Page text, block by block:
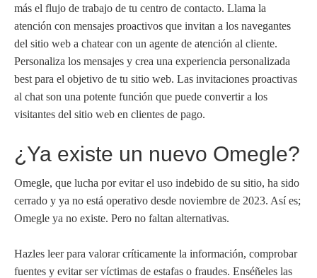
más el flujo de trabajo de tu centro de contacto. Llama la
atención con mensajes proactivos que invitan a los navegantes
del sitio web a chatear con un agente de atención al cliente.
Personaliza los mensajes y crea una experiencia personalizada
best para el objetivo de tu sitio web. Las invitaciones proactivas
al chat son una potente función que puede convertir a los
visitantes del sitio web en clientes de pago.
¿Ya existe un nuevo Omegle?
Omegle, que lucha por evitar el uso indebido de su sitio, ha sido
cerrado y ya no está operativo desde noviembre de 2023. Así es;
Omegle ya no existe. Pero no faltan alternativas.
Hazles leer para valorar críticamente la información, comprobar
fuentes y evitar ser víctimas de estafas o fraudes. Enséñeles las